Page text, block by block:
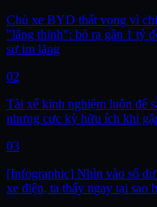
Chủ xe BYD thất vọng vì
"lặng thinh": bỏ ra gần 1 tỷ
sự im lặng
02
Tài xế kinh nghiệm luôn để
nhưng cực kỳ hữu ích khi
03
[Infographic] Nhìn vào số
xe điện, ta thấy ngay tại sao